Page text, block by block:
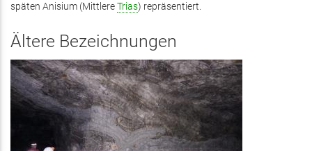
späten Anisium (MittlereTrias) repräsentiert.
Ältere Bezeichnungen